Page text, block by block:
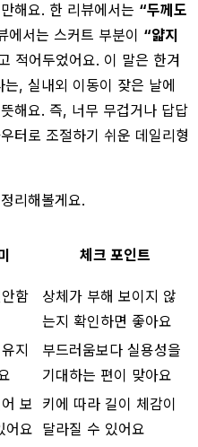
해요. 한 리뷰에서는 “두께도
에서는 스커트 부분이 “얇지
적어두었어요. 이 말은 한겨
, 실내외 이동이 잦은 날에
해요. 즉, 너무 무겁거나 답답
터로 조절하기 쉬운 데일리형
리해볼게요.
체크 포인트
함
상체가 부해 보이지 않
는지 확인하면 좋아요
지
부드러움보다 실용성을
기대하는 편이 맞아요
보
어요
키에 따라 길이 체감이
달라질 수 있어요